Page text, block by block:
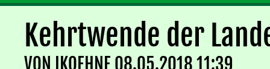
Kehrtwende der
VON IKOEHNE08.05.2018 11:39